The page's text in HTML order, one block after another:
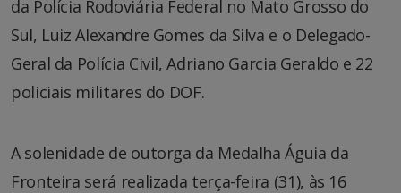
da Polícia Rodoviária Federal no Mato Grosso do
Sul, Luiz Alexandre Gomes da Silva e o Delegado-
Geral da Polícia Civil, Adriano Garcia Geraldo e 22
policiais militares do DOF.
A solenidade de outorga da Medalha Águia da
Fronteira será realizada terça-feira (31), às 16